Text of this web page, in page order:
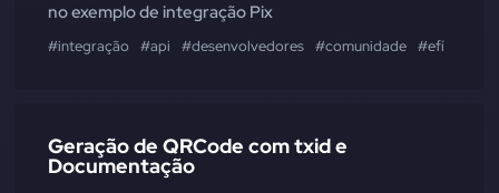
no exemplo de integração Pix
#integração #api #desenvolvedores #comunidade #efí
Geração de QRCode com txid e
Documentação